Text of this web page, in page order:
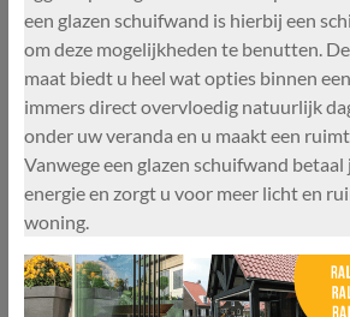
een glazen schuifwand is hierbij een
om deze mogelijkheden te benutten.
maat biedt u heel wat opties binnen
immers direct overvloedig natuurlijk
onder uw veranda en u maakt een
Vanwege een glazen schuifwand
energie en zorgt u voor meer licht en
woning.